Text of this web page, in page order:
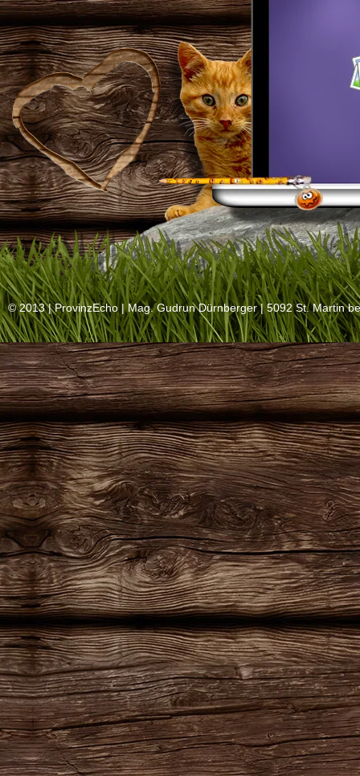
© 2013 |ProvinzEcho | Mag. Gudrun Dürnberger | 5092 St. Martin